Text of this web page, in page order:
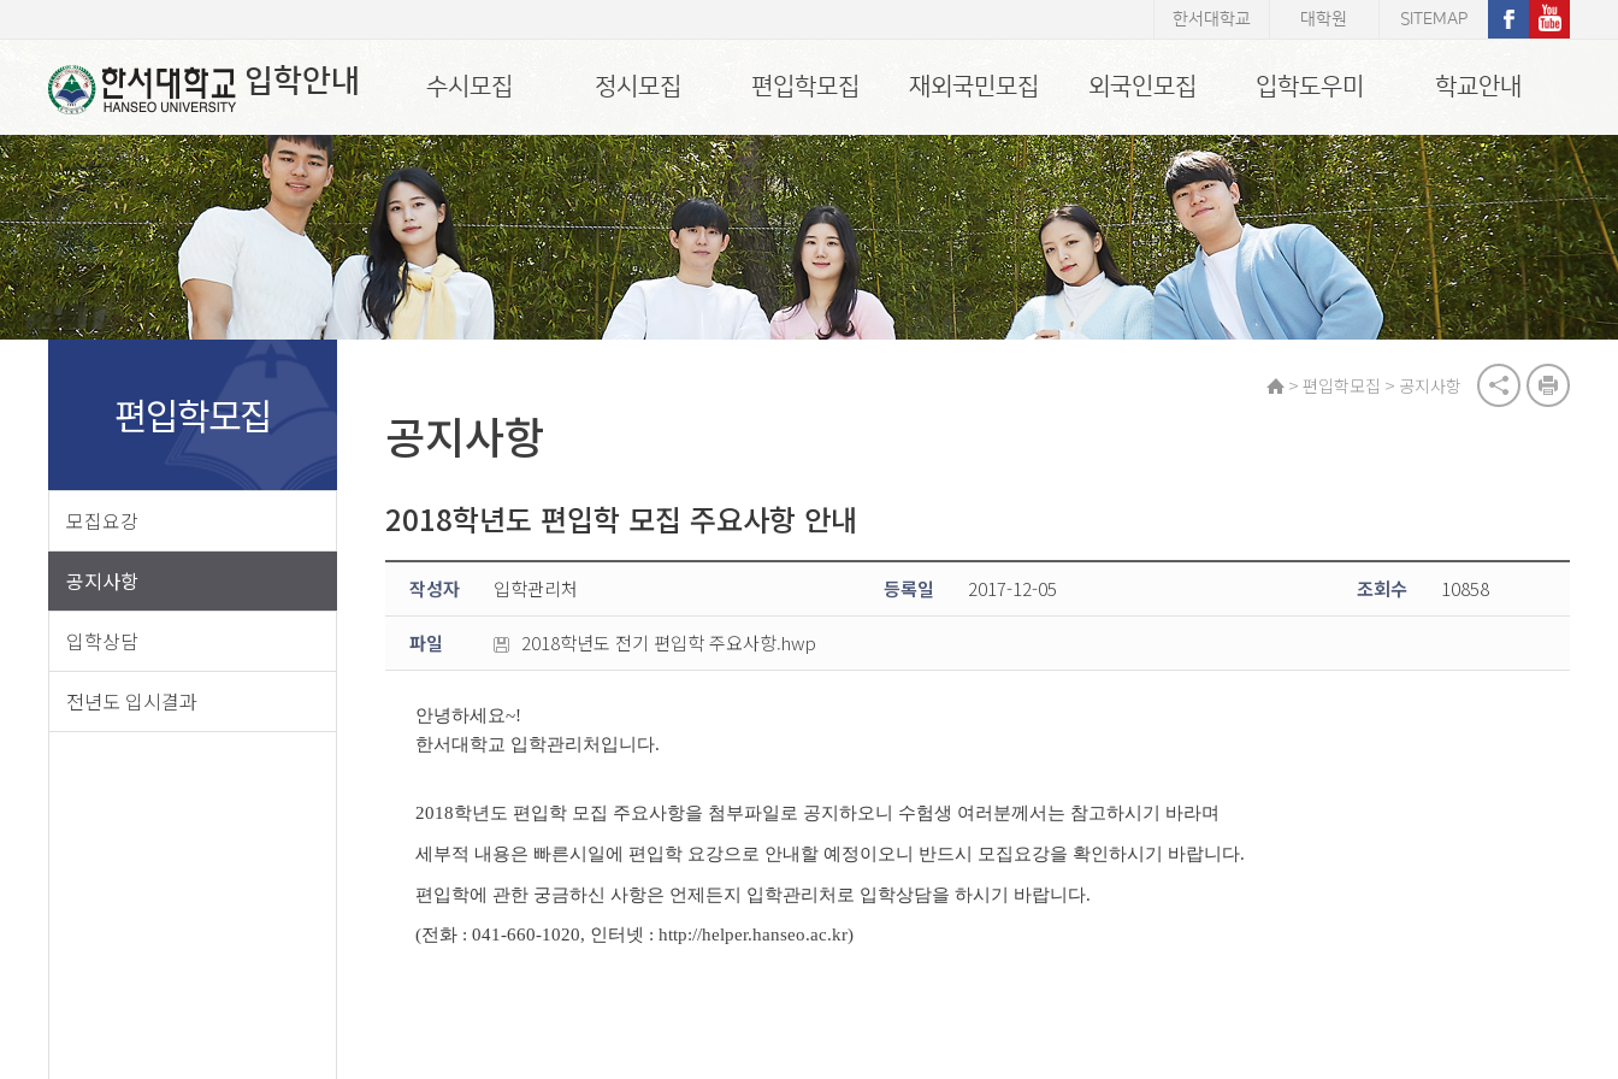
입학안내
한서대학교 대학원 SITEMAP
수시모집 정시모집 편입학모집 재외국민모집 외국인모집 입학도우미 학교안내
편입학모집
모집요강
공지사항
입학상담
전년도 입시결과
> 편입학모집 > 공지사항
공지사항
2018학년도 편입학 모집 주요사항 안내
작성자 입학관리처 등록일 2017-12-05 조회수 10858
파일 2018학년도 전기 편입학 주요사항.hwp
안녕하세요~!
한서대학교 입학관리처입니다.
2018학년도 편입학 모집 주요사항을 첨부파일로 공지하오니 수험생 여러분께서는 참고하시기 바라며
세부적 내용은 빠른시일에 편입학 요강으로 안내할 예정이오니 반드시 모집요강을 확인하시기 바랍니다.
편입학에 관한 궁금하신 사항은 언제든지 입학관리처로 입학상담을 하시기 바랍니다.
(전화 : 041-660-1020, 인터넷 :http://helper.hanseo.ac.kr)